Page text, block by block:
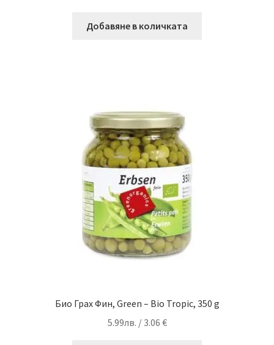
Добавяне в количката
Био Грах Фин, Green – Bio Tropic, 350 g
5.99лв. / 3.06 €